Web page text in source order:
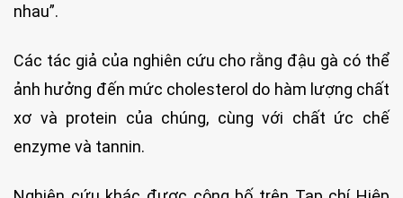
nhau”.
Các tác giả của nghiên cứu cho rằng đậu gà có thể
ảnh hưởng đến mức cholesterol do hàm lượng chất
xơ và protein của chúng, cùng với chất ức chế
enzyme và tannin.